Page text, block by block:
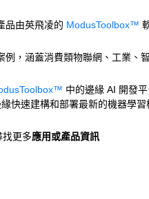
品由英飛凌的 ModusToolbox™
例，涵蓋消費類物聯網、工業、
中的邊緣 AI 開發
快速建構和部署最新的機器學習
更多應用或產品資訊